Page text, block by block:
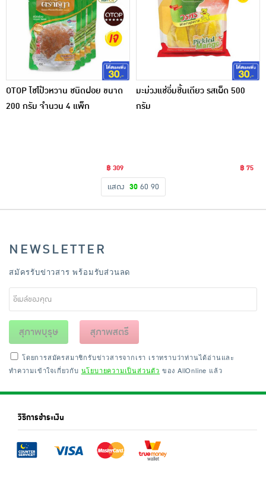
อาหารสด ผัก ผลไม้และเบเกอรี่
OTOP ไชโป้วหวาน ชนิดฝอย ขนาด
200 กรัม จำนวน 4 แพ็ก
฿ 309
มะม่วงแช่อิ่มชิ้นเดียว รสเผ็ด 500
กรัม
฿ 75
แสดง 30 60 90
NEWSLETTER
สมัครรับข่าวสาร พร้อมรับส่วนลด
สุภาพบุรุษ สุภาพสตรี
โดยการสมัครสมาชิกรับข่าวสารจากเรา เราทราบว่าท่านได้อ่านและ
ทำความเข้าใจเกี่ยวกับ นโยบายความเป็นส่วนตัว ของ AllOnline แล้ว
วิธีการชำระเงิน